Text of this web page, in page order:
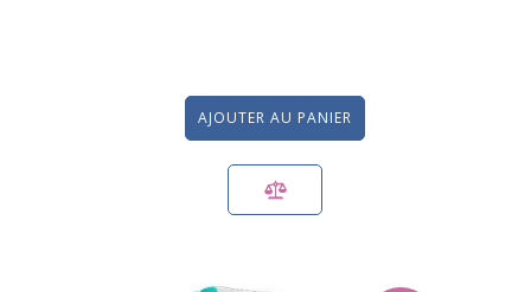
AJOUTER AU PANIER